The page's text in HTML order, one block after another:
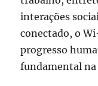
interações
conectado, o
progresso
fundamental na